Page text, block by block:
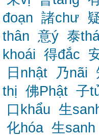
đoạn 諸chư
thân 意ý 泰
khoái 得đắc
日nhật
乃nãi
thị 佛Phật 子
口khẩu 生
化hóa 生sanh